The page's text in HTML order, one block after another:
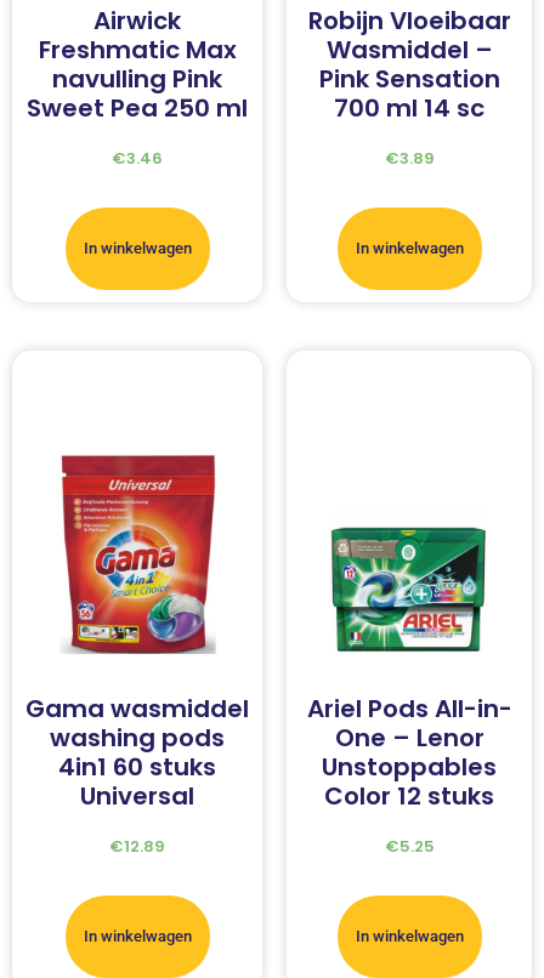
Airwick
Freshmatic Max
navulling Pink
Sweet Pea 250 ml
€3.46
In winkelwagen
Robijn Vloeibaar
Wasmiddel –
Pink Sensation
700 ml 14 sc
€3.89
In winkelwagen
Gama wasmiddel
washing pods
4in1 60 stuks
Universal
€12.89
In winkelwagen
Ariel Pods All-in-
One – Lenor
Unstoppables
Color 12 stuks
€5.25
In winkelwagen